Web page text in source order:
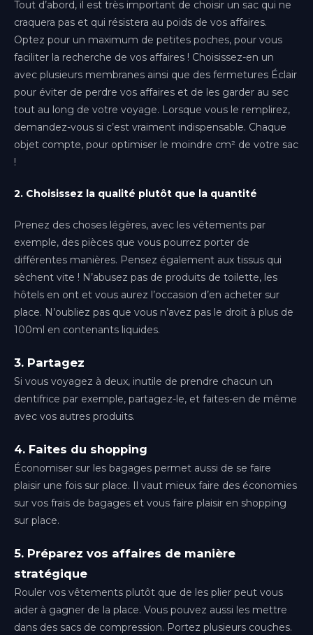
Genève
Lille
Hauts-de-France
Lyon
Auvergne-Rhône-Alpes
Metz
Grand Est
Occitanie
Nice
Provence-Alpes-Côte d'Azur
Île-de-France
Paris-Orly
Île-de-France
Paris-Ouest
Île-de-France
Paris-Roissy
Île-de-France
Pau
Rennes
Bretagne
Tout d’abord, il est très important de choisir un sac qui ne
craquera pas et qui résistera au poids de vos affaires.
Optez pour un maximum de petites poches, pour vous
faciliter la recherche de vos affaires ! Choisissez-en un
avec plusieurs membranes ainsi que des fermetures Éclair
pour éviter de perdre vos affaires et de les garder au sec
tout au long de votre voyage. Lorsque vous le remplirez,
demandez-vous si c’est vraiment indispensable. Chaque
objet compte, pour optimiser le moindre cm² de votre sac
!
2. Choisissez la qualité plutôt que la quantité
Prenez des choses légères, avec les vêtements par
exemple, des pièces que vous pourrez porter de
différentes manières. Pensez également aux tissus qui
sèchent vite ! N’abusez pas de produits de toilette, les
hôtels en ont et vous aurez l’occasion d’en acheter sur
place. N’oubliez pas que vous n’avez pas le droit à plus de
100ml en contenants liquides.
3. Partagez
Si vous voyagez à deux, inutile de prendre chacun un
dentifrice par exemple, partagez-le, et faites-en de même
avec vos autres produits.
4. Faites du shopping
Économiser sur les bagages permet aussi de se faire
plaisir une fois sur place. Il vaut mieux faire des économies
sur vos frais de bagages et vous faire plaisir en shopping
sur place.
5. Préparez vos affaires de manière
stratégique
Rouler vos vêtements plutôt que de les plier peut vous
aider à gagner de la place. Vous pouvez aussi les mettre
dans des sacs de compression. Portez plusieurs couches.